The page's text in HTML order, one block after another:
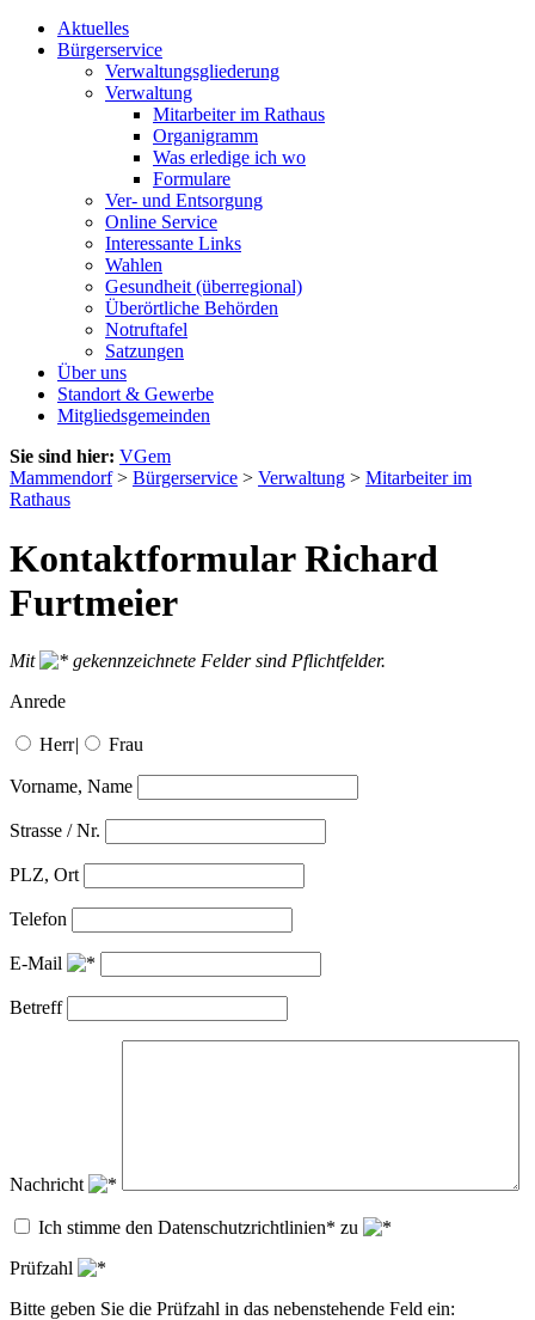
Aktuelles
Bürgerservice
Verwaltungsgliederung
Verwaltung
Mitarbeiter im Rathaus
Organigramm
Was erledige ich wo
Formulare
Ver- und Entsorgung
Online Service
Interessante Links
Wahlen
Gesundheit (überregional)
Überörtliche Behörden
Notruftafel
Satzungen
Über uns
Standort & Gewerbe
Mitgliedsgemeinden
Sie sind hier: VGem
Mammendorf> Bürgerservice > Verwaltung > Mitarbeiter im
Rathaus
Kontaktformular Richard
Furtmeier
Mit
gekennzeichnete Felder sind Pflichtfelder.
Anrede
Herr| Frau
Vorname, Name
Strasse / Nr.
PLZ, Ort
Telefon
E-Mail
Betreff
Nachricht
Ich stimme den Datenschutzrichtlinien* zu
Prüfzahl
Bitte geben Sie die Prüfzahl in das nebenstehende Feld ein: